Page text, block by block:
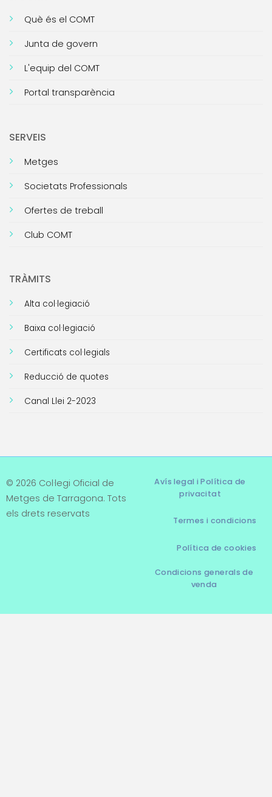
Què és el COMT
Junta de govern
L'equip del COMT
Portal transparència
SERVEIS
Metges
Societats Professionals
Ofertes de treball
Club COMT
TRÀMITS
Alta col·legiació
Baixa col·legiació
Certificats col·legials
Reducció de quotes
Canal Llei 2-2023
© 2026 Col·legi Oficial de
Metges de Tarragona. Tots
els drets reservats
Avís legal i Política de
privacitat
Termes i condicions
Política de cookies
Condicions generals de
venda